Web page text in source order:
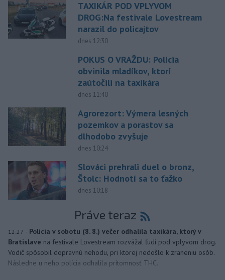
TAXIKÁR POD VPLYVOM
DROG:Na festivale Lovestream
narazil do policajtov
dnes 12:30
POKUS O VRAŽDU: Polícia
obvinila mladíkov, ktorí
zaútočili na taxikára
dnes 11:40
Agrorezort: Výmera lesných
pozemkov a porastov sa
dlhodobo zvyšuje
dnes 10:24
Slováci prehrali duel o bronz,
Štolc: Hodnotí sa to ťažko
dnes 10:18
Práve teraz
12:27 - Polícia v sobotu (8. 8.) večer odhalila taxikára, ktorý v
Bratislave na festivale Lovestream rozvážal ľudí pod vplyvom drog.
Vodič spôsobil dopravnú nehodu, pri ktorej nedošlo k zraneniu osôb.
Následne u neho polícia odhalila prítomnosť THC.